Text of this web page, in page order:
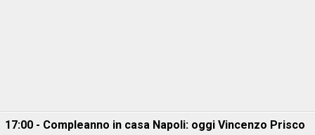
17:00 - Compleanno in casa Napoli: oggi Vincenzo Prisco